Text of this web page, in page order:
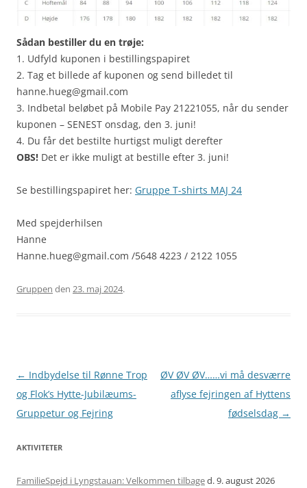
Sådan bestiller du en trøje:
1. Udfyld kuponen i bestillingspapiret
2. Tag et billede af kuponen og send billedet til
hanne.hueg@gmail.com
3. Indbetal beløbet på Mobile Pay 21221055, når du sender
kuponen – SENEST onsdag, den 3. juni!
4. Du får det bestilte hurtigst muligt derefter
OBS! Det er ikke muligt at bestille efter 3. juni!
Se bestillingspapiret her: Gruppe T-shirts MAJ 24
Med spejderhilsen
Hanne
Hanne.hueg@gmail.com /5648 4223 / 2122 1055
Gruppen den 23. maj 2024.
Artikel
navigation
← Indbydelse til Rønne Trop
og Flok’s Hytte-Jubilæums-
Gruppetur og Fejring
ØV ØV ØV……vi må desværre
aflyse fejringen af Hyttens
fødselsdag →
AKTIVITETER
FamilieSpejd i Lyngstauan: Velkommen tilbaged. 9. august 2026